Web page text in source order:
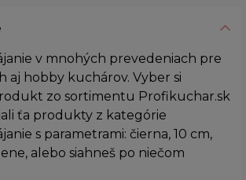
v mnohých prevedeniach pre
aj hobby kuchárov. Vyber si
zo sortimentu Profikuchar.sk
ťa produkty z kategórie
s parametrami: čierna, 10 cm,
alebo siahneš po niečom